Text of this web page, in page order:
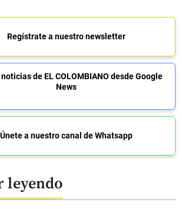
Regístrate a nuestro newsletter
de EL COLOMBIANO desde Google
News
Únete a nuestro canal de Whatsapp
leyendo